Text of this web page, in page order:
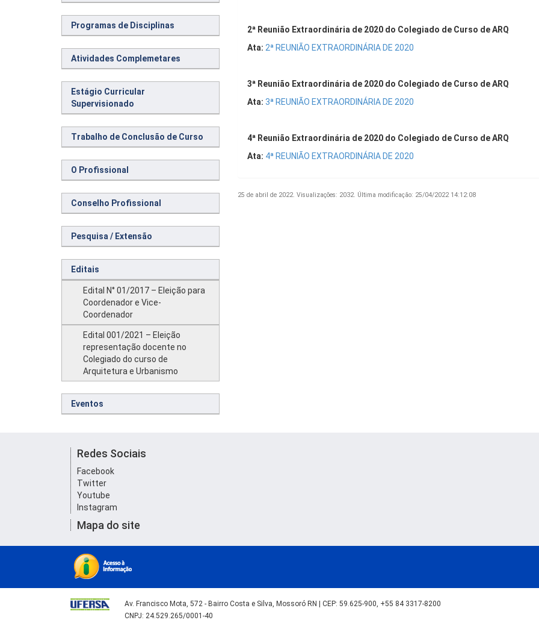
Programas de Disciplinas
Atividades Complemetares
Estágio Curricular
Supervisionado
Trabalho de Conclusão de Curso
O Profissional
Conselho Profissional
Pesquisa / Extensão
Editais
Edital N° 01/2017 – Eleição para
Coordenador e Vice-
Coordenador
Edital 001/2021 – Eleição
representação docente no
Colegiado do curso de
Arquitetura e Urbanismo
Eventos
2ª Reunião Extraordinária de 2020 do Colegiado de Curso de ARQ
Ata: 2ª REUNIÃO EXTRAORDINÁRIA DE 2020
3ª Reunião Extraordinária de 2020 do Colegiado de Curso de ARQ
Ata: 3ª REUNIÃO EXTRAORDINÁRIA DE 2020
4ª Reunião Extraordinária de 2020 do Colegiado de Curso de ARQ
Ata: 4ª REUNIÃO EXTRAORDINÁRIA DE 2020
25 de abril de 2022. Visualizações: 2032. Última modificação: 25/04/2022 14:12:08
Redes Sociais
Facebook
Twitter
Youtube
Instagram
Mapa do site
Av. Francisco Mota, 572 - Bairro Costa e Silva, Mossoró RN | CEP: 59.625-900, +55 84 3317-8200
CNPJ: 24.529.265/0001-40